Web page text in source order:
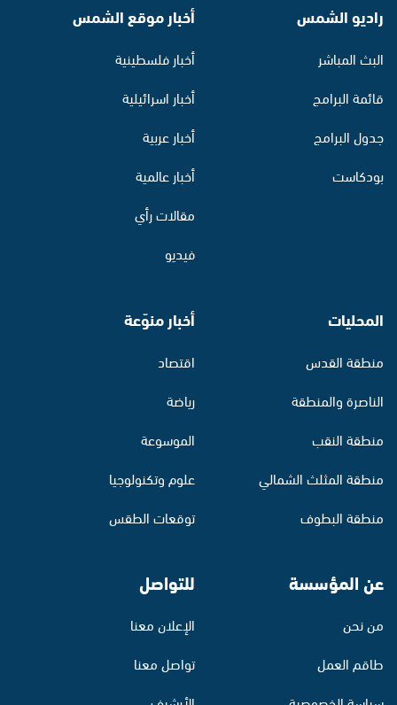
راديو الشمس
البث المباشر
قائمة البرامج
جدول البرامج
بودكاست
أخبار موقع الشمس
أخبار فلسطينية
أخبار اسرائيلية
أخبار عربية
أخبار عالمية
مقالات رأي
فيديو
المحليات
منطقة القدس
الناصرة والمنطقة
منطقة النقب
منطقة المثلث الشمالي
منطقة البطوف
أخبار منوّعة
اقتصاد
رياضة
الموسوعة
علوم وتكنولوجيا
توقعات الطقس
عن المؤسسة
من نحن
طاقم العمل
للتواصل
الإعلان معنا
تواصل معنا